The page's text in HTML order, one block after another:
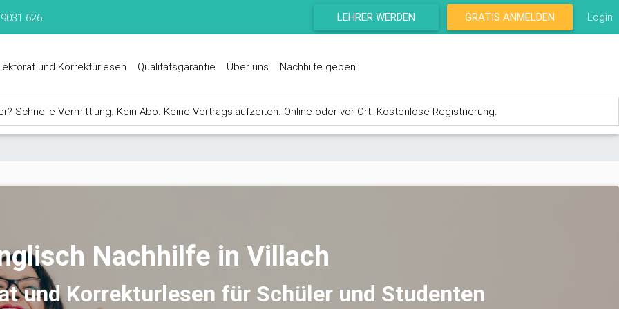
626 LEHRER WERDEN GRATIS ANMELDEN Login
und Korrekturlesen Qualitätsgarantie Über uns Nachhilfe geben
Schnelle Vermittlung. Kein Abo. Keine Vertragslaufzeiten. Online oder vor Ort. Kostenlose Registrierung.
Nachhilfe in Villach
und Korrekturlesen für Schüler und Studenten